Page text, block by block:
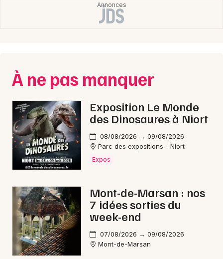
Je m'abonne
À ne pas manquer
Exposition Le Monde
des Dinosaures à Niort
08/08/2026 → 09/08/2026
Parc des expositions - Niort
Expos
Mont-de-Marsan : nos
7 idées sorties du
week-end
07/08/2026 → 09/08/2026
Mont-de-Marsan